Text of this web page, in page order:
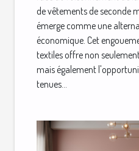
de vêtements de seconde
émerge comme une
économique. Cet
textiles offre non
mais également
tenues...